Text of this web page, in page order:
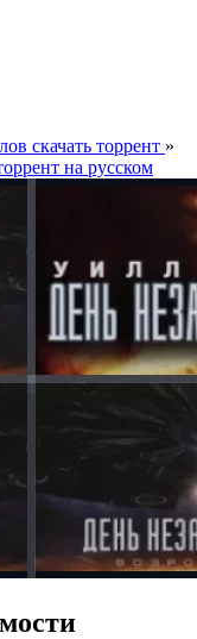
скачать торрент »
на русском